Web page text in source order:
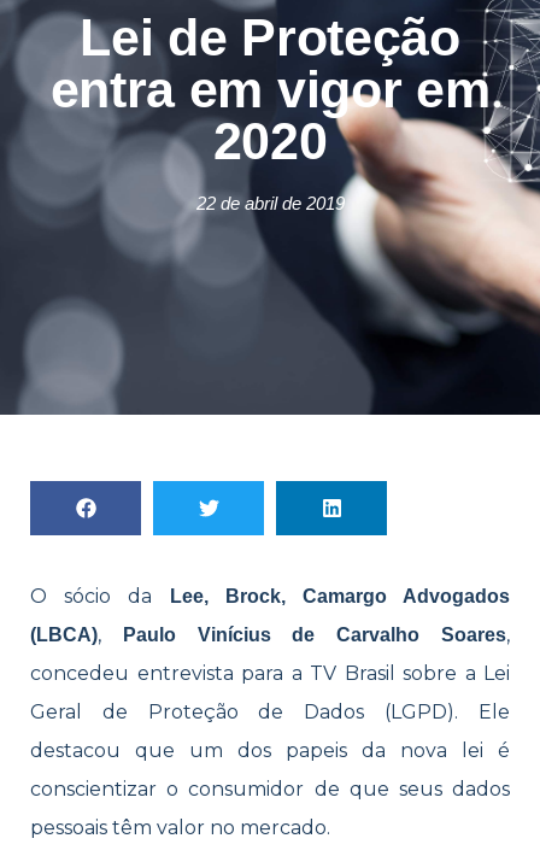
Lei de Proteção
entra em vigor em
2020
22 de abril de 2019
O sócio da
Lee, Brock, Camargo Advogados
(LBCA), Paulo Vinícius de Carvalho Soares,
concedeu entrevista para a TV Brasil sobre a Lei
Geral de Proteção de Dados (LGPD). Ele
destacou que um dos papeis da nova lei é
conscientizar o consumidor de que seus dados
pessoais têm valor no mercado.